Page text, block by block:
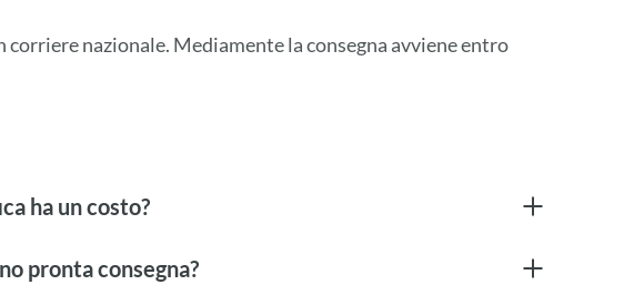
corriere nazionale. Mediamente la consegna avviene entro
ha un costo?
pronta consegna?